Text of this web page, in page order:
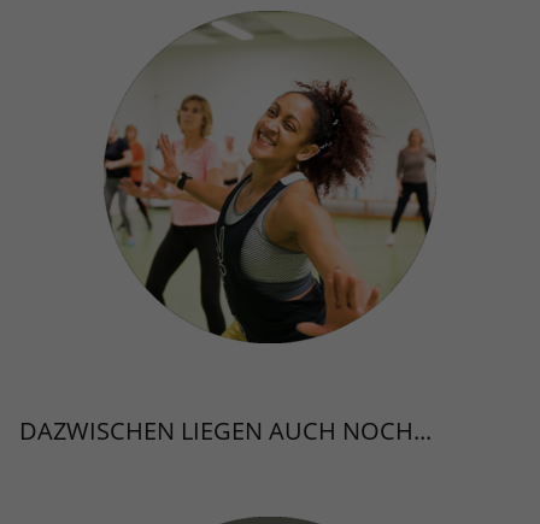
DAZWISCHEN LIEGEN AUCH NOCH...